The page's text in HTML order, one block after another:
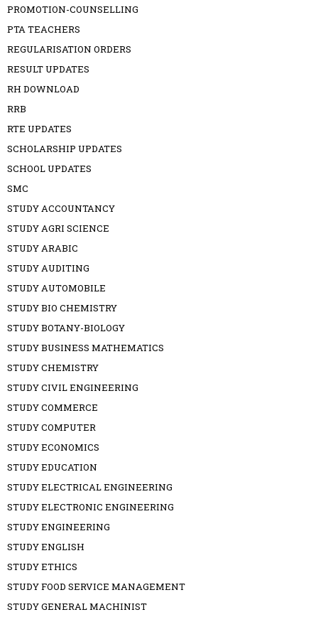
PROMOTION-COUNSELLING
PTA TEACHERS
REGULARISATION ORDERS
RESULT UPDATES
RH DOWNLOAD
RRB
RTE UPDATES
SCHOLARSHIP UPDATES
SCHOOL UPDATES
SMC
STUDY ACCOUNTANCY
STUDY AGRI SCIENCE
STUDY ARABIC
STUDY AUDITING
STUDY AUTOMOBILE
STUDY BIO CHEMISTRY
STUDY BOTANY-BIOLOGY
STUDY BUSINESS MATHEMATICS
STUDY CHEMISTRY
STUDY CIVIL ENGINEERING
STUDY COMMERCE
STUDY COMPUTER
STUDY ECONOMICS
STUDY EDUCATION
STUDY ELECTRICAL ENGINEERING
STUDY ELECTRONIC ENGINEERING
STUDY ENGINEERING
STUDY ENGLISH
STUDY ETHICS
STUDY FOOD SERVICE MANAGEMENT
STUDY GENERAL MACHINIST